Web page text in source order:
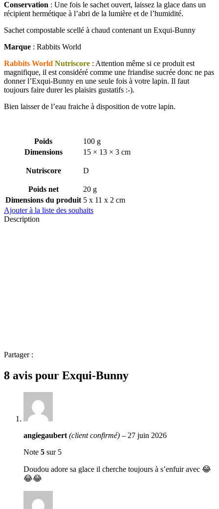
Conservation : Une fois le sachet ouvert, laissez la glace dans un
récipient hermétique à l’abri de la lumière et de l’humidité.
Sachet compostable scellé à chaud contenant un Exqui-Bunny
Marque : Rabbits World
Rabbits World Nutriscore : Attention même si ce produit est
magnifique, il est considéré comme une friandise sucrée donc ne pas
donner l’Exqui-Bunny en une seule fois à votre lapin. Il faut
toujours faire durer les plaisirs gustatifs :-).
Bien laisser de l’eau fraiche à disposition de votre lapin.
Poids
100 g
Dimensions
15 × 13 × 3 cm
Nutriscore D
Poids net
20 g
Dimensions du produit 5 x 11 x 2 cm
Ajouter à la liste des souhaits
Description
Partager :
8 avis pour Exqui-Bunny
angiegaubert (client confirmé) – 27 juin 2026
Note 5 sur 5
Doudou adore sa glace il cherche toujours à s’enfuir avec 😂
😂😂